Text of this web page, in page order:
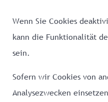
Wenn Sie Cookies
kann die Funktionalität
sein.
Sofern wir Cookies von
Analysezwecken